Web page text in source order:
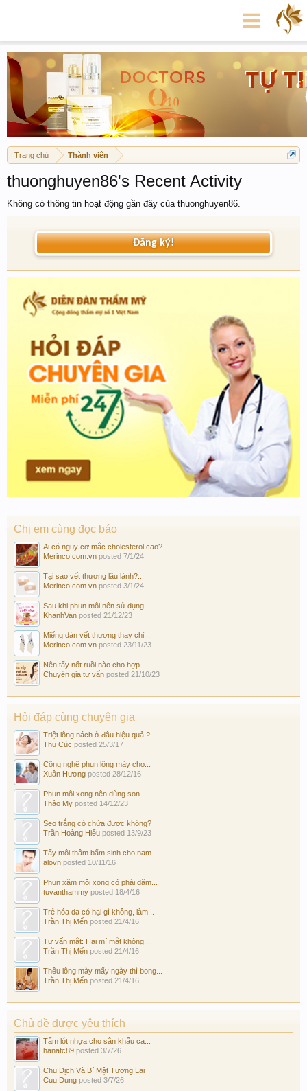
Trang chủ Thành viên
thuonghuyen86's Recent Activity
Không có thông tin hoạt động gần đây của thuonghuyen86.
Đăng ký!
Chị em cùng đọc báo
Ai có nguy cơ mắc cholesterol cao?
Merinco.com.vn posted 7/1/24
Tại sao vết thương lâu lành?...
Merinco.com.vn posted 3/1/24
Sau khi phun môi nên sử dụng...
KhanhVan posted 21/12/23
Miếng dán vết thương thay chỉ...
Merinco.com.vn posted 23/11/23
Nên tẩy nốt ruồi nào cho hợp...
Chuyên gia tư vấn posted 21/10/23
Hỏi đáp cùng chuyên gia
Triệt lông nách ở đâu hiệu quả ?
Thu Cúc posted 25/3/17
Công nghệ phun lông mày cho...
Xuân Hương posted 28/12/16
Phun môi xong nên dùng son...
Thảo My posted 14/12/23
Sẹo trắng có chữa được không?
Trần Hoàng Hiếu posted 13/9/23
Tẩy môi thâm bẩm sinh cho nam...
alovn posted 10/11/16
Phun xăm môi xong có phải dặm...
tuvanthammy posted 18/4/16
Trẻ hóa da có hại gì không, làm...
Trần Thị Mến posted 21/4/16
Tư vấn mắt: Hai mí mắt không...
Trần Thị Mến posted 21/4/16
Thêu lông mày mấy ngày thì bong...
Trần Thị Mến posted 21/4/16
Chủ đề được yêu thích
Tấm lót nhựa cho sân khấu ca...
hanatc89 posted 3/7/26
Chu Dịch Và Bí Mật Tương Lai
Cuu Dung posted 3/7/26